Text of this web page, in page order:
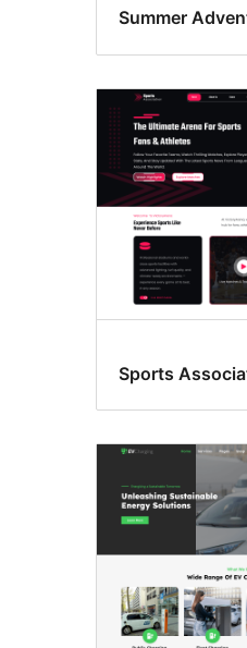
Summer
Sports